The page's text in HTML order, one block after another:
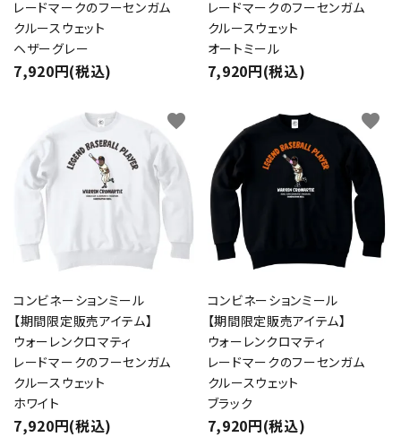
レードマークのフーセンガム
クルースウェット
ヘザーグレー
7,920円(税込)
レードマークのフーセンガム
クルースウェット
オートミール
7,920円(税込)
コンビネーションミール
【期間限定販売アイテム】
ウォーレンクロマティ
レードマークのフーセンガム
クルースウェット
ホワイト
7,920円(税込)
favorite
コンビネーションミール
【期間限定販売アイテム】
ウォーレンクロマティ
レードマークのフーセンガム
クルースウェット
ブラック
7,920円(税込)
favorite
カテゴリー